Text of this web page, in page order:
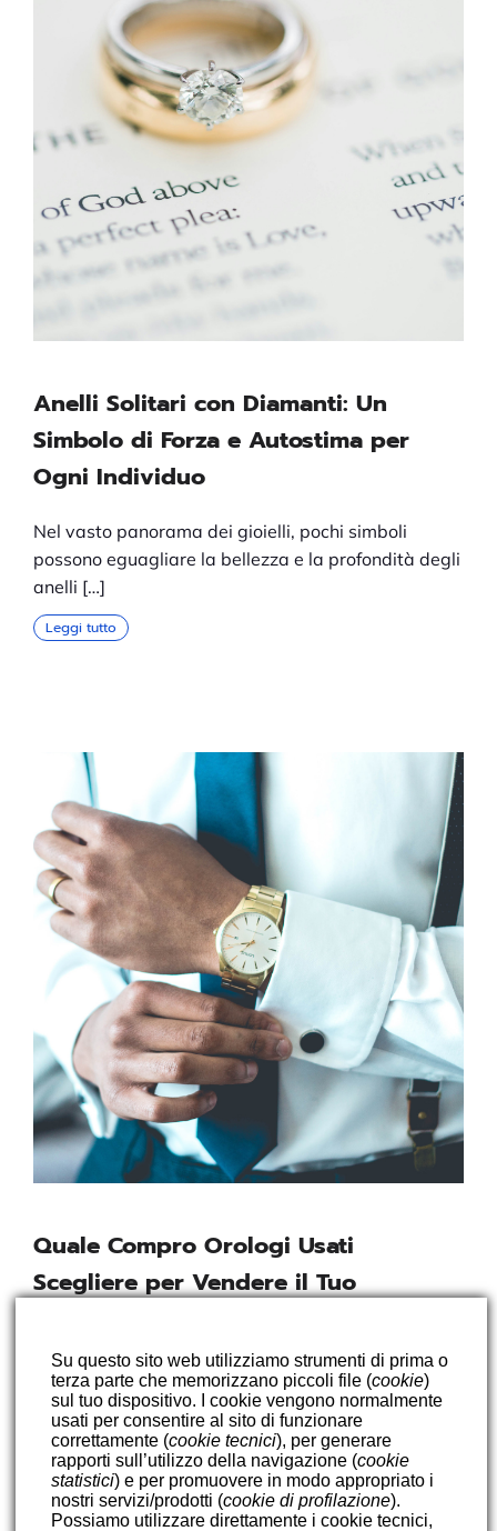
Anelli Solitari con Diamanti: Un
Simbolo di Forza e Autostima per
Ogni Individuo
Nel vasto panorama dei gioielli, pochi simboli
possono eguagliare la bellezza e la profondità degli
anelli […]
Leggi tutto
Quale Compro Orologi Usati
Scegliere per Vendere il Tuo
Se possiedi un orologio di valore e desideri
venderlo, è essenziale trovare il miglior compro
orologi […]
Leggi tutto
Su questo sito web utilizziamo strumenti di prima o
terza parte che memorizzano piccoli file (cookie)
sul tuo dispositivo. I cookie vengono normalmente
usati per consentire al sito di funzionare
correttamente (cookie tecnici), per generare
rapporti sull’utilizzo della navigazione (cookie
statistici) e per promuovere in modo appropriato i
nostri servizi/prodotti (cookie di profilazione).
Possiamo utilizzare direttamente i cookie tecnici,